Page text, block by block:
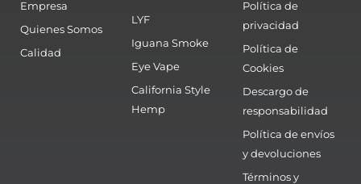
Empresa
Quienes Somos
Calidad
LYF
Iguana Smoke
Eye Vape
California Style
Hemp
Política de
privacidad
Política de
Cookies
Descargo de
responsabilidad
Política de envíos
y devoluciones
Términos y